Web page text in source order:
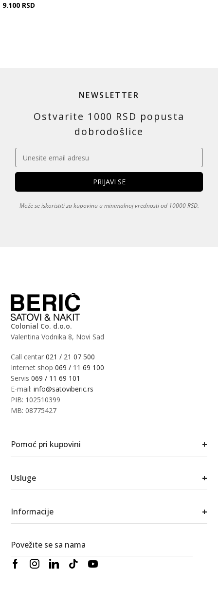
9.100 RSD
NEWSLETTER
Ostvarite 1000 RSD popusta
dobrodošlice
Može se iskoristiti za kupovinu u minimalnoj vrednosti od 10000 RSD.
Colonial Co. d.o.o.
Valentina Vodnika 8, Novi Sad
Call centar021 / 21 07 500
Internet shop069 / 11 69 100
Servis069 / 11 69 101
E-mail:info@satoviberic.rs
PIB: 102510399
MB: 08775427
Pomoć pri kupovini +
Usluge +
Informacije +
Povežite se sa nama